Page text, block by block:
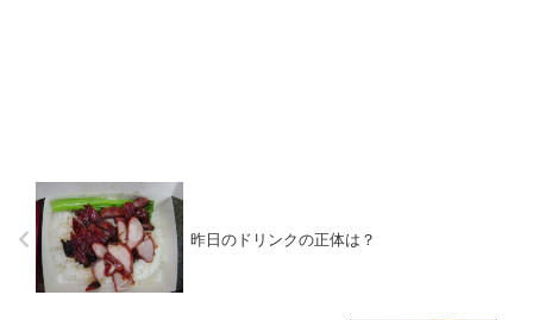
昨日のドリンクの正体は？